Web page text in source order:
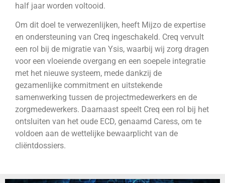
half jaar worden voltooid.
Om dit doel te verwezenlijken, heeft Mijzo de expertise
en ondersteuning van Creq ingeschakeld. Creq vervult
een rol bij de migratie van Ysis, waarbij wij zorg dragen
voor een vloeiende overgang en een soepele integratie
met het nieuwe systeem, mede dankzij de
gezamenlijke commitment en uitstekende
samenwerking tussen de projectmedewerkers en de
zorgmedewerkers. Daarnaast speelt Creq een rol bij het
ontsluiten van het oude ECD, genaamd Caress, om te
voldoen aan de wettelijke bewaarplicht van de
cliëntdossiers.